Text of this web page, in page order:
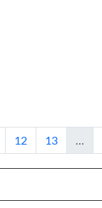
Página
12 Página
13 …